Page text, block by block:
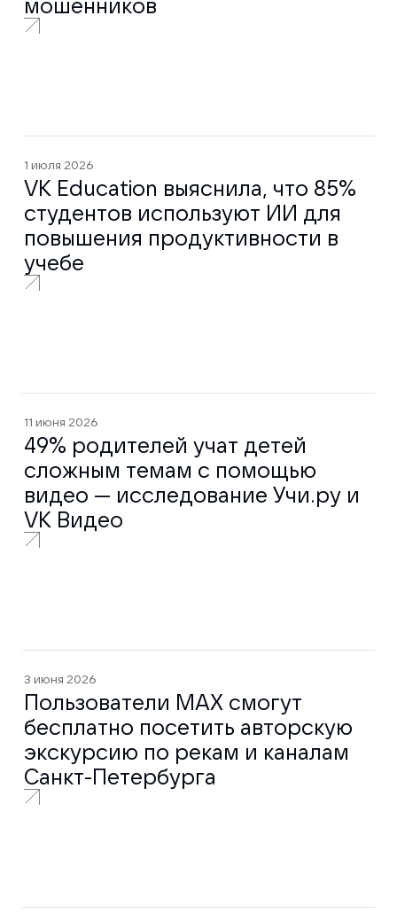
1 июля 2026
VK Education выяснила, что 85%
студентов используют ИИ для
повышения продуктивности в
учебе
11 июня 2026
49% родителей учат детей
сложным темам с помощью
видео — исследование Учи.ру и
VK Видео
3 июня 2026
Пользователи МАХ смогут
бесплатно посетить авторскую
экскурсию по рекам и каналам
Санкт-Петербурга